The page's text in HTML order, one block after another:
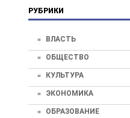
РУБРИКИ
ВЛАСТЬ
ОБЩЕСТВО
КУЛЬТУРА
ЭКОНОМИКА
ОБРАЗОВАНИЕ